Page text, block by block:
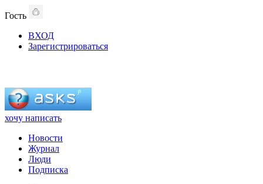
Гость
ВХОД
Зарегистрироваться
хочу написать
Новости
Журнал
Люди
Подписка